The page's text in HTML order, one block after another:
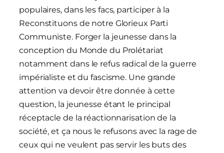
populaires, dans les facs, participer à la
Reconstituons de notre Glorieux Parti
Communiste. Forger la jeunesse dans la
conception du Monde du Prolétariat
notamment dans le refus radical de la guerre
impérialiste et du fascisme. Une grande
attention va devoir être donnée à cette
question, la jeunesse étant le principal
réceptacle de la réactionnarisation de la
société, et ça nous le refusons avec la rage de
ceux qui ne veulent pas servir les buts des